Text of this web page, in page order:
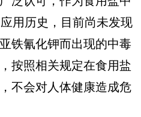
用历史，目前尚未发现
铁氰化钾而出现的中毒
按照相关规定在食用盐
不会对人体健康造成危